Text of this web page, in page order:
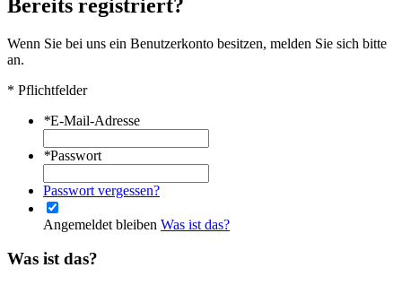
Bereits registriert?
Wenn Sie bei uns ein Benutzerkonto besitzen, melden Sie sich bitte
an.
* Pflichtfelder
*E-Mail-Adresse
*Passwort
Passwort vergessen?
Angemeldet bleiben Was ist das?
Was ist das?